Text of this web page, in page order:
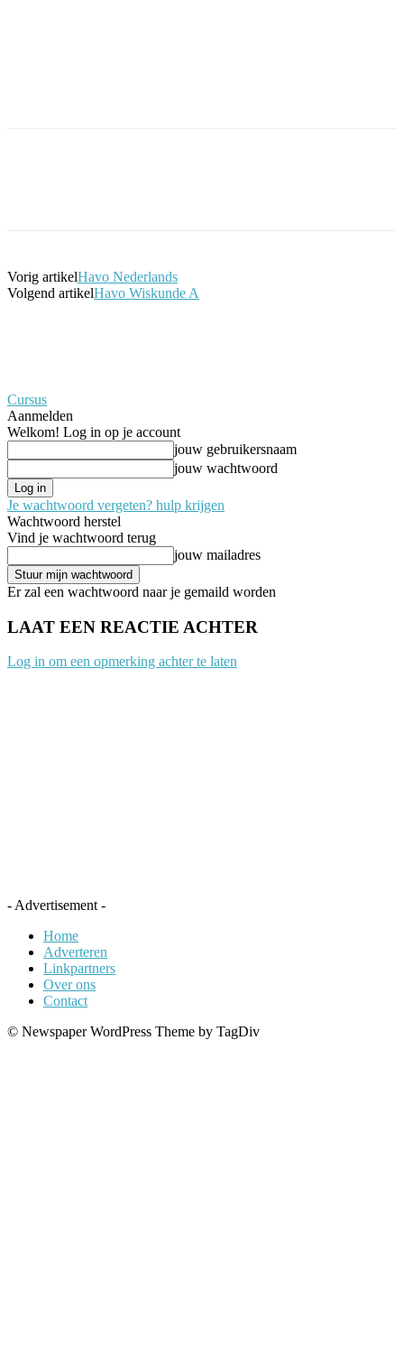
Vorig artikelHavo Nederlands
Volgend artikelHavo Wiskunde A
Cursus
Aanmelden
Welkom! Log in op je account
jouw gebruikersnaam
jouw wachtwoord
Je wachtwoord vergeten? hulp krijgen
Wachtwoord herstel
Vind je wachtwoord terug
jouw mailadres
Er zal een wachtwoord naar je gemaild worden
LAAT EEN REACTIE ACHTER
Log in om een opmerking achter te laten
- Advertisement -
Home
Adverteren
Linkpartners
Over ons
Contact
© Newspaper WordPress Theme by TagDiv